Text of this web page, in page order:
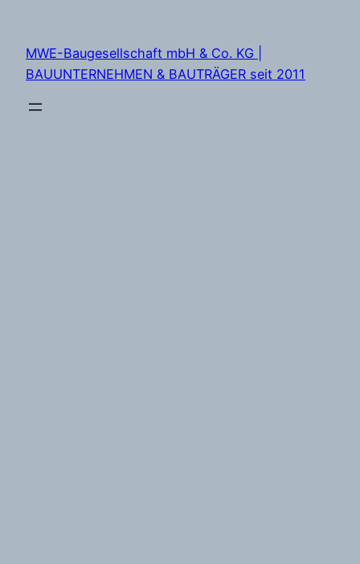
springen
MWE-Baugesellschaft mbH & Co. KG |
BAUUNTERNEHMEN & BAUTRÄGER seit 2011